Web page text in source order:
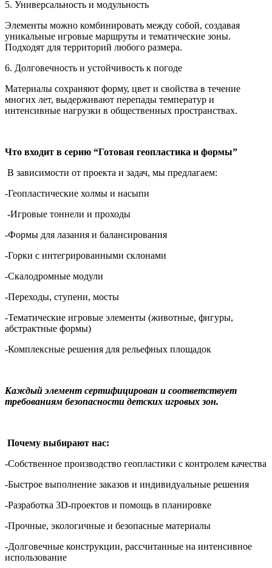
5. Универсальность и модульность
Элементы можно комбинировать между собой, создавая
уникальные игровые маршруты и тематические зоны.
Подходят для территорий любого размера.
6. Долговечность и устойчивость к погоде
Материалы сохраняют форму, цвет и свойства в течение
многих лет, выдерживают перепады температур и
интенсивные нагрузки в общественных пространствах.
Что входит в серию “Готовая геопластика и формы”
В зависимости от проекта и задач, мы предлагаем:
-Геопластические холмы и насыпи
-Игровые тоннели и проходы
-Формы для лазания и балансирования
-Горки с интегрированными склонами
-Скалодромные модули
-Переходы, ступени, мосты
-Тематические игровые элементы (животные, фигуры,
абстрактные формы)
-Комплексные решения для рельефных площадок
Каждый элемент сертифицирован и соответствует
требованиям безопасности детских игровых зон.
Почему выбирают нас:
-Собственное производство геопластики с контролем качества
-Быстрое выполнение заказов и индивидуальные решения
-Разработка 3D-проектов и помощь в планировке
-Прочные, экологичные и безопасные материалы
-Долговечные конструкции, рассчитанные на интенсивное
использование